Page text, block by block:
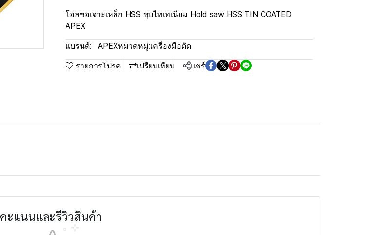
โฮลซอเจาะเหล็ก HSS ชุบไทเทเนียม Hold saw HSS TIN COATED
APEX
แบรนด์: APEXหมวดหมู่:เครื่องมือตัด
รายการโปรด เปรียบเทียบ แชร์
คะแนนและรีวิวสินค้า